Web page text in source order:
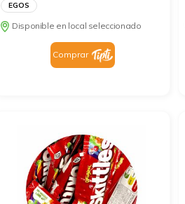
EGOS
Disponible en local seleccionado
Comprar